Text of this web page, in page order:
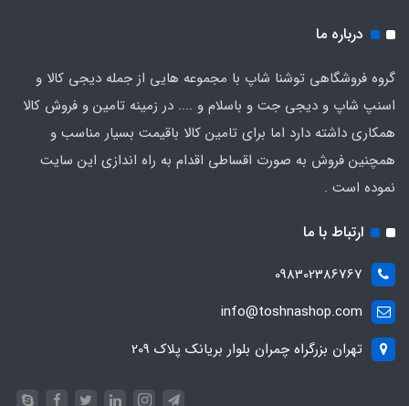
درباره ما
گروه فروشگاهی توشنا شاپ با مجموعه هایی از جمله دیجی کالا و
اسنپ شاپ و دیجی جت و باسلام و .... در زمینه تامین و فروش کالا
همکاری داشته دارد اما برای تامین کالا باقیمت بسیار مناسب و
همچنین فروش به صورت اقساطی اقدام به راه اندازی این سایت
نموده است .
ارتباط با ما
098302386767
info@toshnashop.com
تهران بزرگراه چمران بلوار بریانک پلاک 209